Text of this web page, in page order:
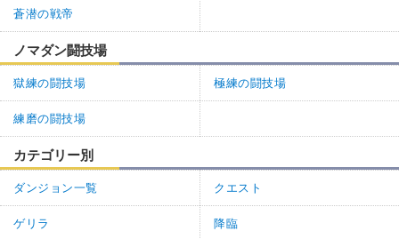
蒼潜の戦帝
ノマダン闘技場
獄練の闘技場 極練の闘技場
練磨の闘技場
カテゴリー別
ダンジョン一覧 クエスト
ゲリラ 降臨